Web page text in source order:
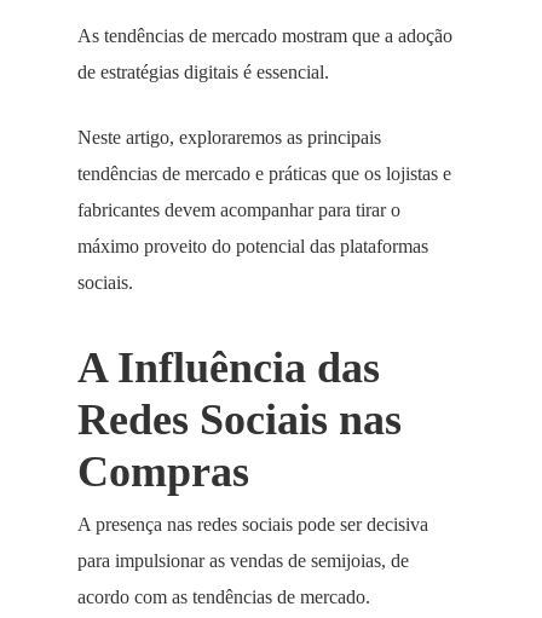
As tendências de mercado mostram que a adoção
de estratégias digitais é essencial.
Neste artigo, exploraremos as principais
tendências de mercado e práticas que os lojistas e
fabricantes devem acompanhar para tirar o
máximo proveito do potencial das plataformas
sociais.
A Influência das
Redes Sociais nas
Compras
A presença nas redes sociais pode ser decisiva
para impulsionar as vendas de semijoias, de
acordo com as tendências de mercado.